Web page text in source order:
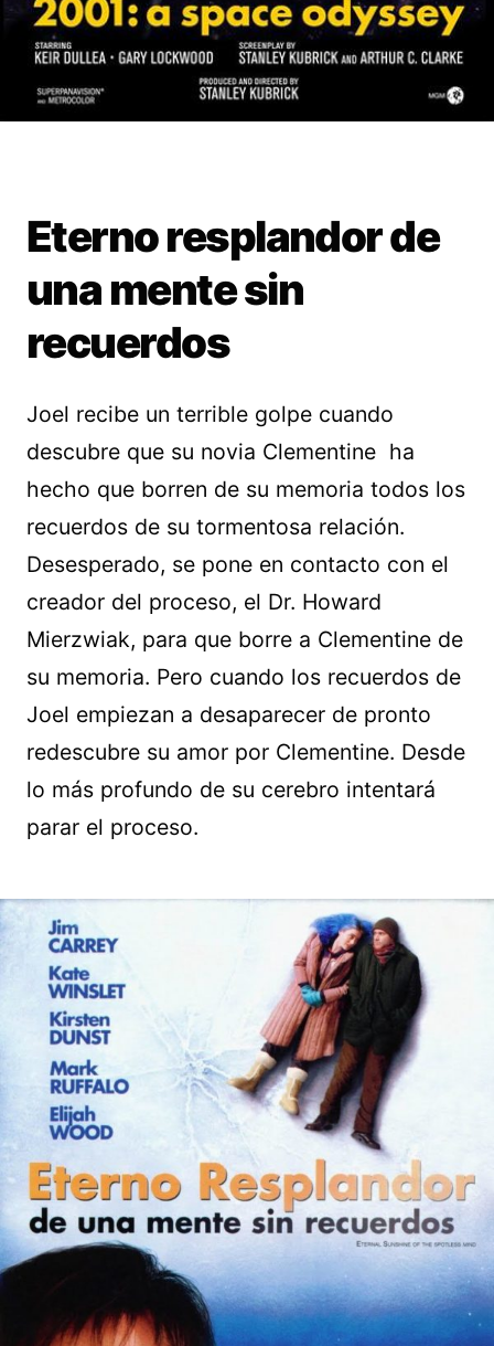
Eterno resplandor de
una mente sin
recuerdos
Joel recibe un terrible golpe cuando
descubre que su novia Clementine ha
hecho que borren de su memoria todos los
recuerdos de su tormentosa relación.
Desesperado, se pone en contacto con el
creador del proceso, el Dr. Howard
Mierzwiak, para que borre a Clementine de
su memoria. Pero cuando los recuerdos de
Joel empiezan a desaparecer de pronto
redescubre su amor por Clementine. Desde
lo más profundo de su cerebro intentará
parar el proceso.